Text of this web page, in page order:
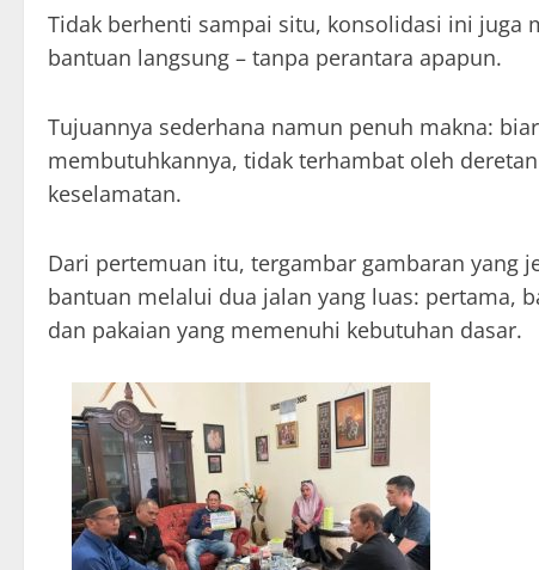
Tidak berhenti sampai situ, konsolidasi ini juga
bantuan langsung – tanpa perantara apapun.
Tujuannya sederhana namun penuh makna:
membutuhkannya, tidak terhambat oleh
keselamatan.
Dari pertemuan itu, tergambar gambaran yang
bantuan melalui dua jalan yang luas: pertama,
dan pakaian yang memenuhi kebutuhan dasar.